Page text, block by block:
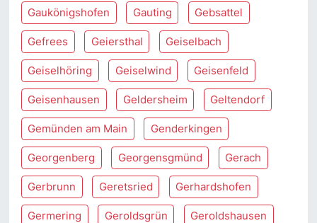
Gaukönigshofen Gauting Gebsattel
Gefrees Geiersthal Geiselbach
Geiselhöring Geiselwind Geisenfeld
Geisenhausen Geldersheim Geltendorf
Gemünden am Main Genderkingen
Georgenberg Georgensgmünd Gerach
Gerbrunn Geretsried Gerhardshofen
Germering Geroldsgrün Geroldshausen